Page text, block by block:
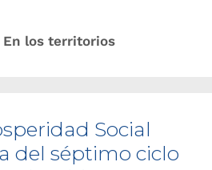
En los territorios
Social
del séptimo ciclo